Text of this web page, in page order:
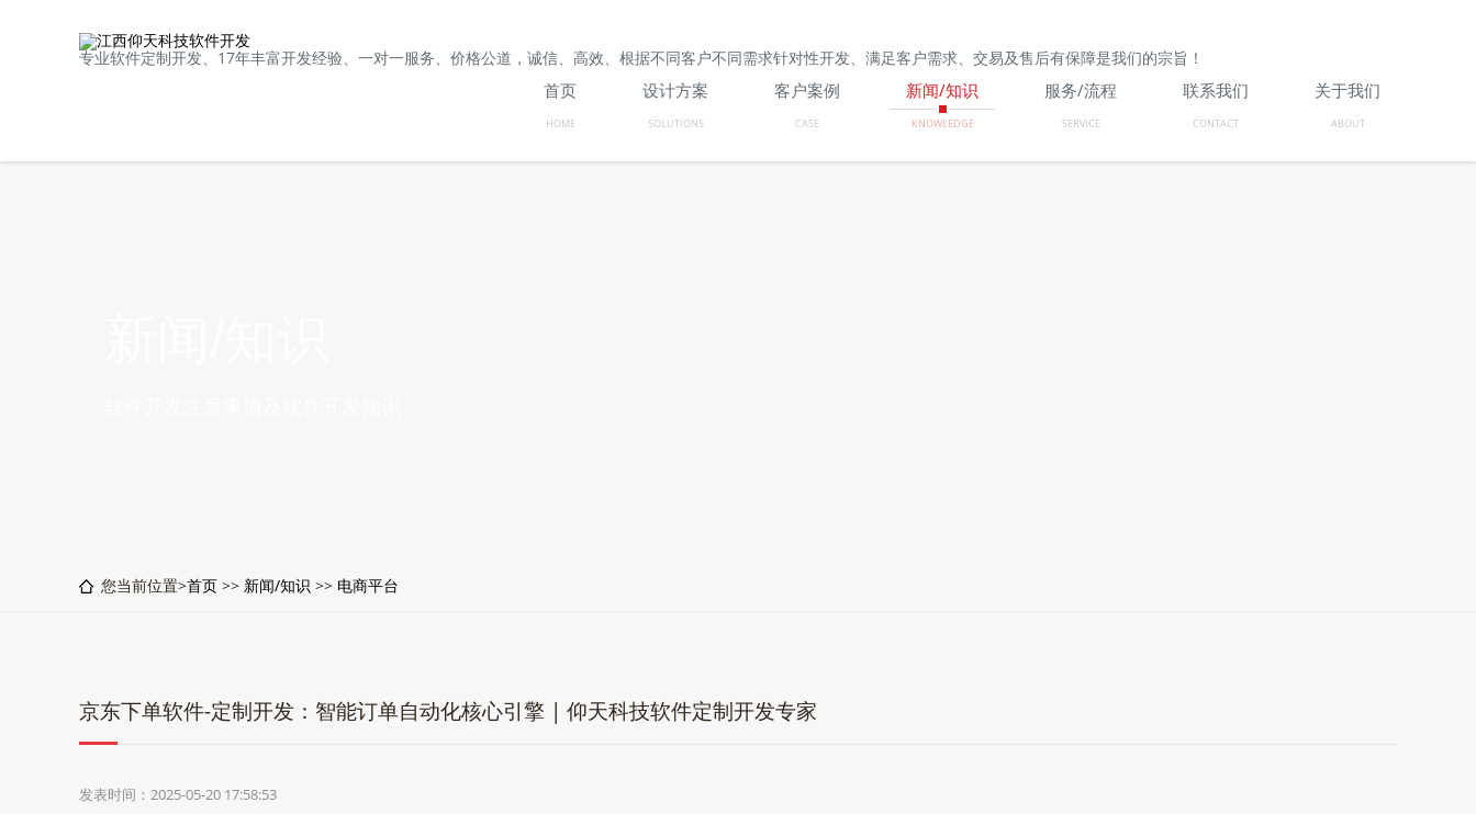
专业软件定制开发、17年丰富开发经验、一对一服务、价格公道，诚信、高效、根据不同客户不同需求针对性开发、满足客户需求、交易及售后有保障是我们的宗旨！
首页
HOME
设计方案
SOLUTIONS
客户案例
CASE
新闻/知识
KNOWLEDGE
服务/流程
SERVICE
联系我们
CONTACT
关于我们
ABOUT
您当前位置>首页 >> 新闻/知识 >> 电商平台
京东下单软件-定制开发：智能订单自动化核心引擎 | 仰天科技软件定制开发专家
发表时间：2025-05-20 17:58:53